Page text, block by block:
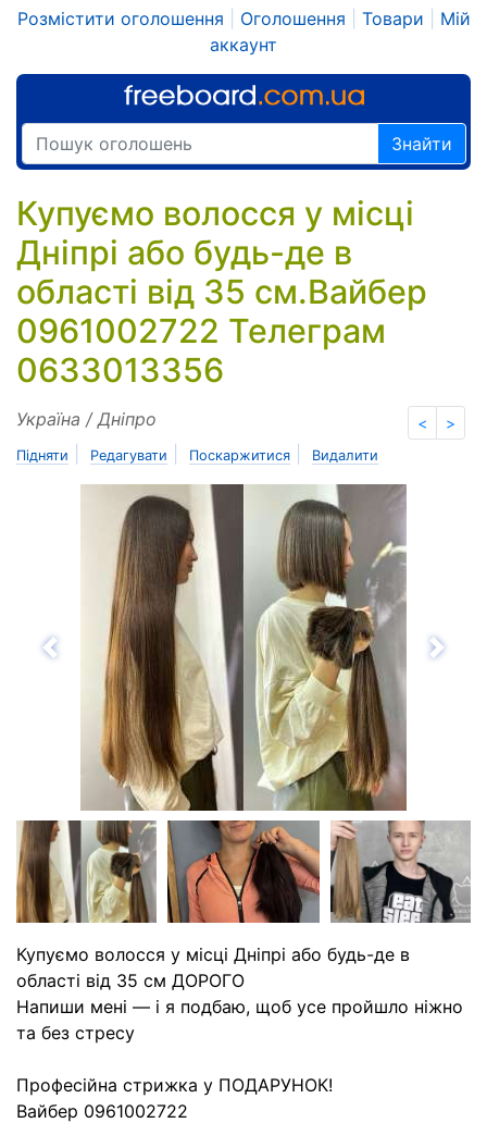
Розмістити оголошення Оголошення Товари
Мій
аккаунт
Знайти
Купуємо волосся у місці
Дніпрі або будь-де в
області від 35 см.Вайбер
0961002722 Телеграм
0633013356
< >
Україна / Дніпро
Підняти Редагувати Поскаржитися Видалити
Назад
Купуємо волосся у місці Дніпрі або будь-де в
області від 35 см ДОРОГО
Напиши мені — і я подбаю, щоб усе пройшло ніжно
та без стресу
Професійна стрижка у ПОДАРУНОК!
Вайбер 0961002722